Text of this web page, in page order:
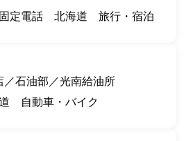
固定電話 北海道 旅行・宿泊
／石油部／光南給油所
自動車・バイク